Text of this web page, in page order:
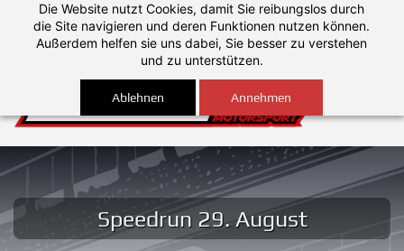
Die Website nutzt Cookies, damit Sie reibungslos durch
die Site navigieren und deren Funktionen nutzen können.
Außerdem helfen sie uns dabei, Sie besser zu verstehen
und zu unterstützen.
Ablehnen Annehmen
Anmelden
Speedrun 29. August